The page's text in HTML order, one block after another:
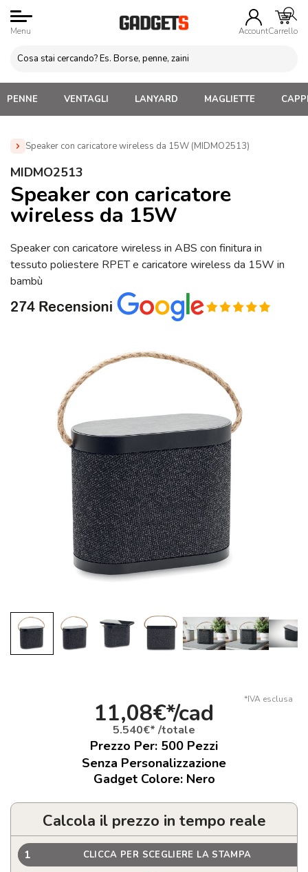
Menu AccountCarrello
PENNE VENTAGLI LANYARD MAGLIETTE
Speaker con caricatore wireless da 15W (MIDMO2513)
Home » Gadget Tecnologici Personalizzati
15W (MIDMO2513)
MIDMO2513
Speaker con caricatore
wireless da 15W
Speaker con caricatore wireless in ABS con finitura in
tessuto poliestere RPET e caricatore wireless da 15W in
bambù
*IVA esclusa
11,08€*/cad
5.540€* /totale
Prezzo Per: 500 Pezzi
Senza Personalizzazione
Gadget Colore: Nero
Calcola il prezzo in tempo reale
1 CLICCA PER SCEGLIERE LA STAMPA